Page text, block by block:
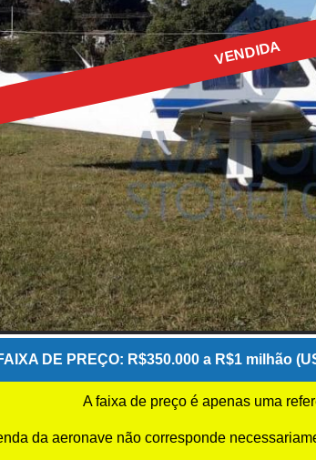
VENDIDA
DE PREÇO: R$350.000 a R$1 milhão
A faixa de preço é apenas uma
da aeronave não corresponde